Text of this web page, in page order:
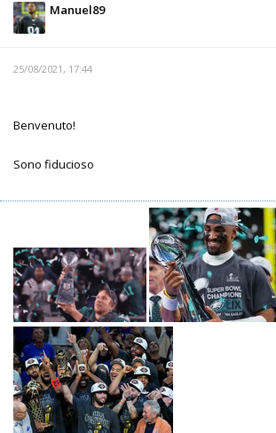
Manuel89
25/08/2021, 17:44
Benvenuto!
Sono fiducioso